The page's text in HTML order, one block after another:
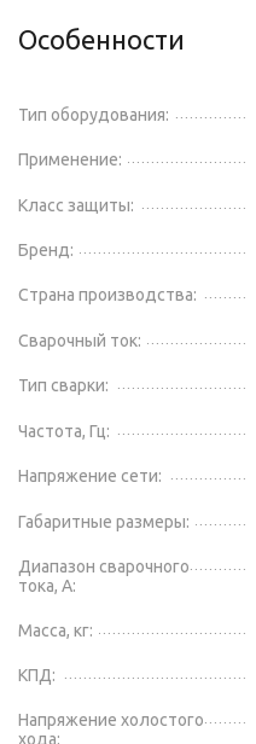
Особенности
Тип оборудования:
Применение:
Класс защиты:
Бренд:
Страна производства:
Сварочный ток:
Тип сварки:
Частота, Гц:
Напряжение сети:
Габаритные размеры:
Диапазон сварочного
тока, А:
Масса, кг:
КПД:
Напряжение холостого
хода: